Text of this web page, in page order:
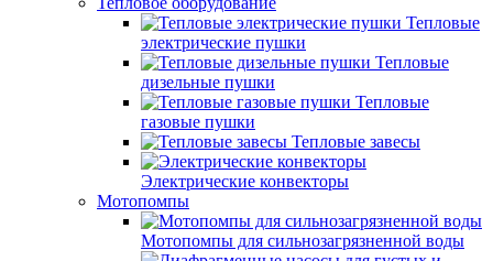
Тепловые
электрические пушки
Тепловые
дизельные пушки
Тепловые
газовые пушки
Тепловые завесы
Электрические конвекторы
Мотопомпы
Мотопомпы для сильнозагрязненной воды